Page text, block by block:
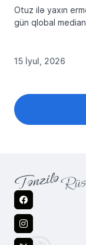
Otuz ilə yaxın
gün qlobal
15 İyul, 2026
Facebook
Instagram